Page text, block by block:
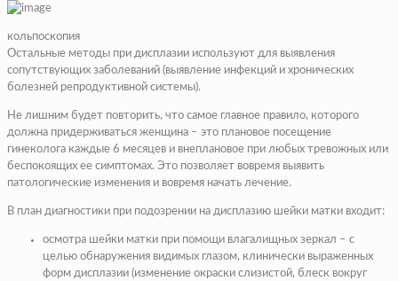
кольпоскопия
Остальные методы при дисплазии используют для выявления
сопутствующих заболеваний (выявление инфекций и хронических
болезней репродуктивной системы).
Не лишним будет повторить, что самое главное правило, которого
должна придерживаться женщина – это плановое посещение
гинеколога каждые 6 месяцев и внеплановое при любых тревожных или
беспокоящих ее симптомах. Это позволяет вовремя выявить
патологические изменения и вовремя начать лечение.
В план диагностики при подозрении на дисплазию шейки матки входит:
осмотра шейки матки при помощи влагалищных зеркал – с
целью обнаружения видимых глазом, клинически выраженных
форм дисплазии (изменение окраски слизистой, блеск вокруг